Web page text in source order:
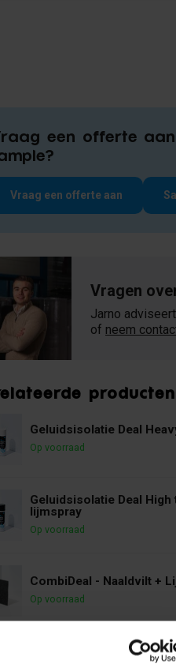
een offerte
Vraag een offerte aan
Vragen
Jarno
of neem
producten
Geluidsisolatie Deal
Op voorraad
Geluidsisolatie Deal
lijmspray
Op voorraad
CombiDeal - Naaldvilt +
Op voorraad